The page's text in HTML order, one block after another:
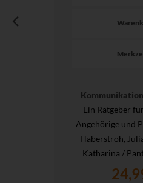
Ein Ratgeber
Angehörige und
Haberstroh,
Katharina /